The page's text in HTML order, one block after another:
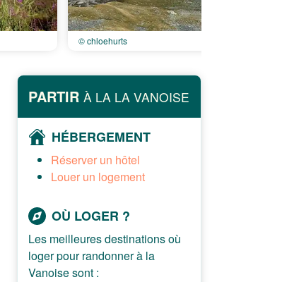
© chloehurts
PARTIR À LA LA VANOISE
HÉBERGEMENT
Réserver un hôtel
Louer un logement
OÙ LOGER ?
Les meilleures destinations où
loger pour randonner à la
Vanoise sont :